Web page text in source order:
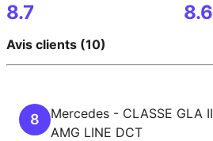
8.7 8.6
Avis clients (10)
8 Mercedes - CLASSE GLA II
AMG LINE DCT